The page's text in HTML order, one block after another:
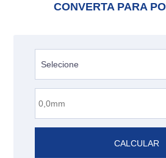
CONVERTA PARA
CALCULAR